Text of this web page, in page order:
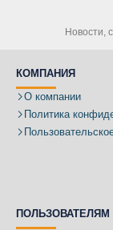
Новости,
КОМПАНИЯ
О компании
Политика
ПОЛЬЗОВАТЕЛЯМ